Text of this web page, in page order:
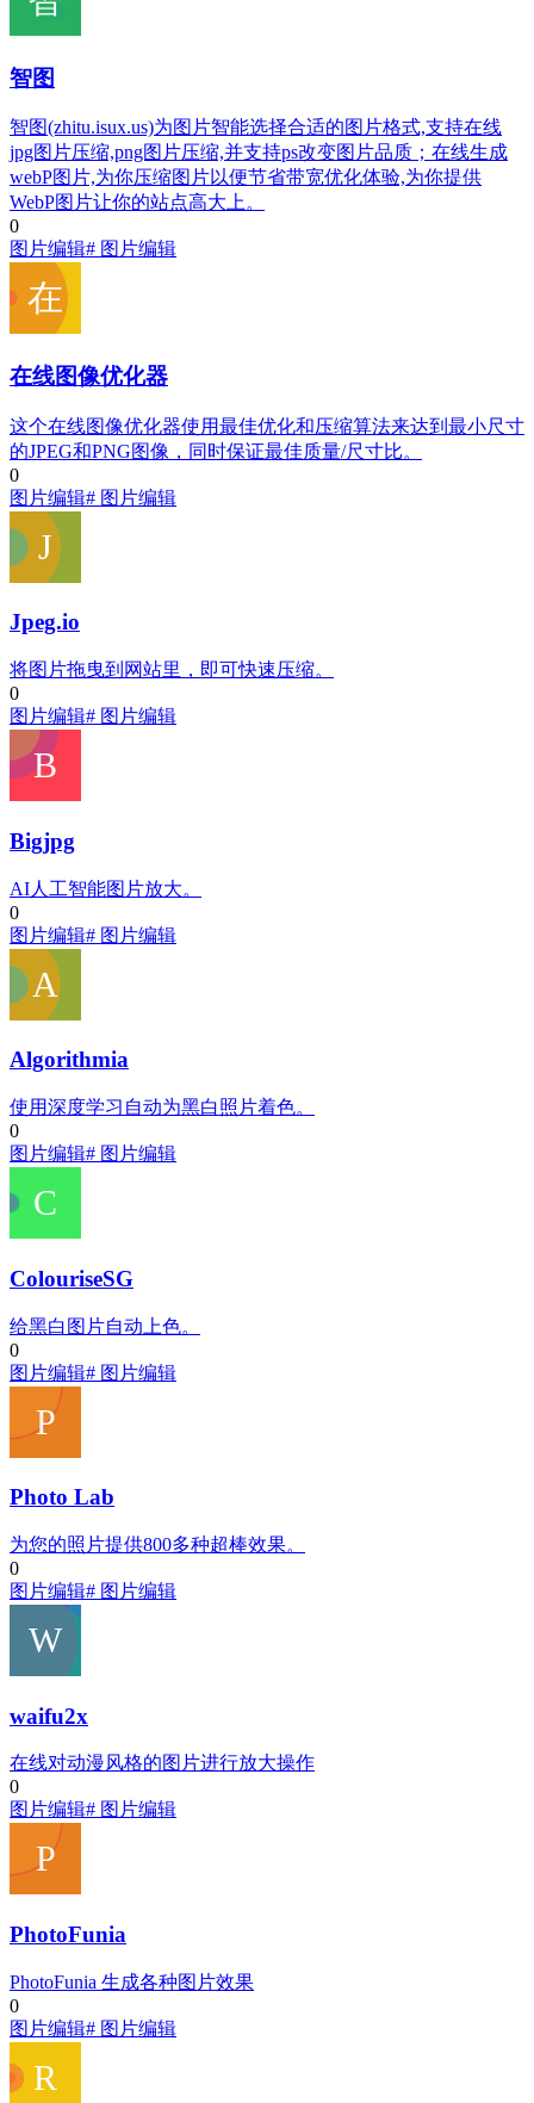
智图
智图(zhitu.isux.us)为图片智能选择合适的图片格式,支持在线
jpg图片压缩,png图片压缩,并支持ps改变图片品质；在线生成
webP图片,为你压缩图片以便节省带宽优化体验,为你提供
WebP图片让你的站点高大上。
0
图片编辑# 图片编辑
在线图像优化器
这个在线图像优化器使用最佳优化和压缩算法来达到最小尺寸
的JPEG和PNG图像，同时保证最佳质量/尺寸比。
0
图片编辑# 图片编辑
Jpeg.io
将图片拖曳到网站里，即可快速压缩。
0
图片编辑# 图片编辑
Bigjpg
AI人工智能图片放大。
0
图片编辑# 图片编辑
Algorithmia
使用深度学习自动为黑白照片着色。
0
图片编辑# 图片编辑
ColouriseSG
给黑白图片自动上色。
0
图片编辑# 图片编辑
Photo Lab
为您的照片提供800多种超棒效果。
0
图片编辑# 图片编辑
waifu2x
在线对动漫风格的图片进行放大操作
0
图片编辑# 图片编辑
PhotoFunia
PhotoFunia 生成各种图片效果
0
图片编辑# 图片编辑